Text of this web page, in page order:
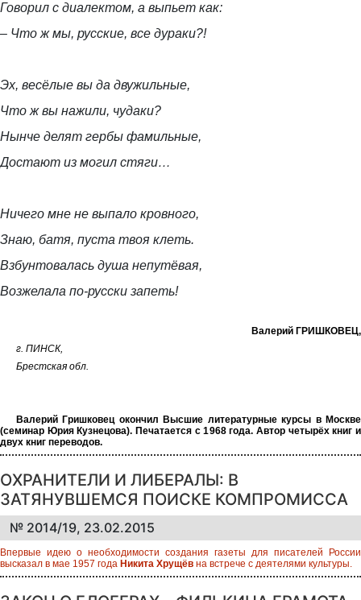
Говорил с диалектом, а выпьет как:
– Что ж мы, русские, все дураки?!
Эх, весёлые вы да двужильные,
Что ж вы нажили, чудаки?
Нынче делят гербы фамильные,
Достают из могил стяги…
Ничего мне не выпало кровного,
Знаю, батя, пуста твоя клеть.
Взбунтовалась душа непутёвая,
Возжелала по-русски запеть!
Валерий ГРИШКОВЕЦ,
г. ПИНСК,
Брестская обл.
Валерий Гришковец окончил Высшие литературные курсы в Москве
(семинар Юрия Кузнецова). Печатается с 1968 года. Автор четырёх книг и
двух книг переводов.
ОХРАНИТЕЛИ И ЛИБЕРАЛЫ: В
ЗАТЯНУВШЕМСЯ ПОИСКЕ КОМПРОМИССА
№ 2014/19, 23.02.2015
Впервые идею о необходимости создания газеты для писателей России
высказал в мае 1957 года Никита Хрущёв на встрече с деятелями культуры.